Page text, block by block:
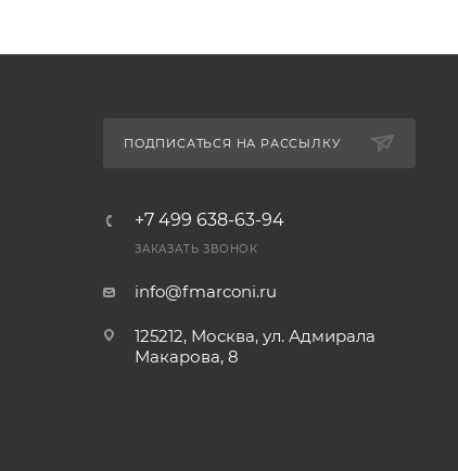
ПОДПИСАТЬСЯ НА РАССЫЛКУ
+7 499 638-63-94
ЗАКАЗАТЬ ЗВОНОК
info@fmarconi.ru
125212, Москва, ул. Адмирала
Макарова, 8